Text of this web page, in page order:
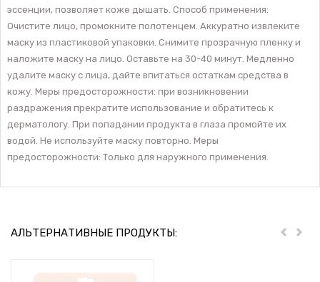
эссенции, позволяет коже дышать. Способ применения:
Очистите лицо, промокните полотенцем. Аккуратно извлеките
маску из пластиковой упаковки. Снимите прозрачную пленку и
наложите маску на лицо. Оставьте на 30-40 минут. Медленно
удалите маску с лица, дайте впитаться остаткам средства в
кожу. Меры предосторожности: при возникновении
раздражения прекратите использование и обратитесь к
дерматологу. При попадании продукта в глаза промойте их
водой. Не используйте маску повторно. Меры
предосторожности: Только для наружного применения.
АЛЬТЕРНАТИВНЫЕ ПРОДУКТЫ: Пред